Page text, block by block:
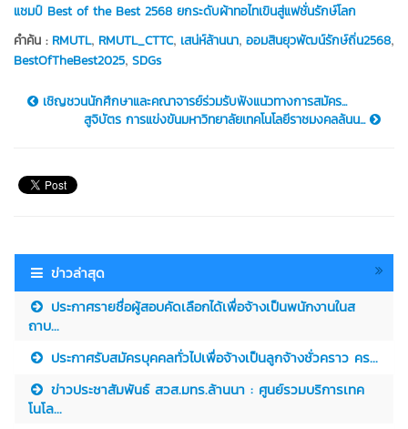
แชมป์ Best of the Best 2568 ยกระดับผ้าทอไทเขินสู่แฟชั่นรักษ์โลก
คำค้น : RMUTL, RMUTL_CTTC, เสน่ห์ล้านนา, ออมสินยุวพัฒน์รักษ์ถิ่น2568,
BestOfTheBest2025, SDGs
เชิญชวนนักศึกษาและคณาจารย์ร่วมรับฟังแนวทางการสมัคร...
สูจิบัตร การแข่งขันมหาวิทยาลัยเทคโนโลยีราชมงคลล้นน...
ข่าวล่าสุด
ประกาศรายชื่อผู้สอบคัดเลือกได้เพื่อจ้างเป็นพนักงานในส
ถาบ...
ประกาศรับสมัครบุคคลทั่วไปเพื่อจ้างเป็นลูกจ้างชั่วคราว คร...
ข่าวประชาสัมพันธ์ สวส.มทร.ล้านนา : ศูนย์รวมบริการเทค
โนโล...